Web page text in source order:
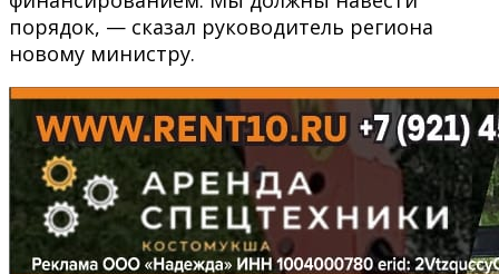
порядок, — сказал руководитель региона
новому министру.